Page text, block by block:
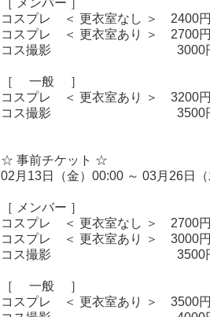
［ メンバー ］
コスプレ ＜ 更衣室なし ＞ 2400円
コスプレ ＜ 更衣室あり ＞ 2700円
コス撮影 3000
［ 一般 ］
コスプレ ＜ 更衣室あり ＞ 3200円
コス撮影 3500
☆ 事前チケット ☆
02月13日（金）00:00 ～ 03月26日
［ メンバー ］
コスプレ ＜ 更衣室なし ＞ 2700円
コスプレ ＜ 更衣室あり ＞ 3000円
コス撮影 3500
［ 一般 ］
コスプレ ＜ 更衣室あり ＞ 3500円